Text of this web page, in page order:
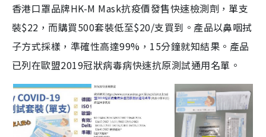
香港口罩品牌HK-M Mask抗疫價發售快速檢測劑，單支
裝$22，而購買500套裝低至$20/支買到。產品以鼻咽拭
子方式採樣，準確性高達99%，15分鐘就知結果。產品
已列在歐盟2019冠狀病毒病快速抗原測試通用名單。